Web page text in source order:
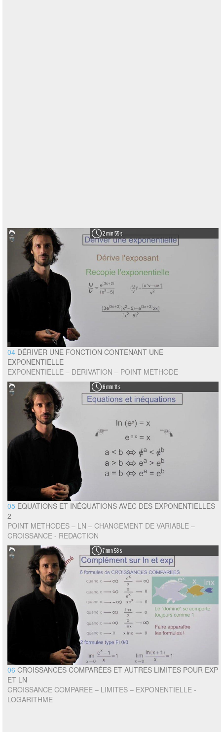
2 min 55 s
04 DÉRIVER UNE FONCTION CONTENANT UNE
EXPONENTIELLE
EXPONENTIELLE – DERIVATION – POINT METHODE
6 min 11 s
05 EQUATIONS ET INÉQUATIONS AVEC DES EXPONENTIELLES
2
POINT METHODES – LN – CHANGEMENT DE VARIABLE –
CROISSANCE - REDACTION
7 min 58 s
06 CROISSANCES COMPARÉES ET AUTRES LIMITES POUR EXP
ET LN
CROISSANCE COMPAREE – LIMITES – EXPONENTIELLE -
LOGARITHME